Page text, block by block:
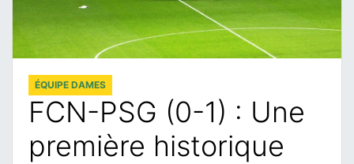
ÉQUIPE DAMES
FCN-PSG (0-1) : Une
première historique